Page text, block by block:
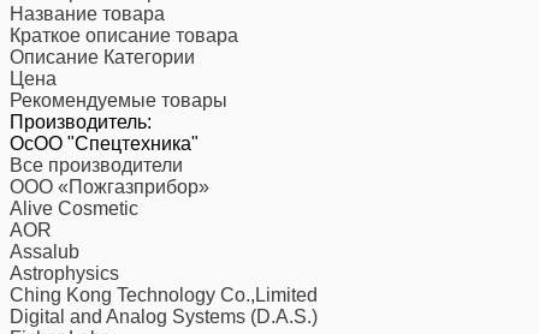
Название товара
Краткое описание товара
Описание Категории
Цена
Рекомендуемые товары
Производитель:
ОсОО "Спецтехника"
Все производители
ООО «Пожгазприбор»
Alive Cosmetic
AOR
Assalub
Astrophysics
Ching Kong Technology Co.,Limited
Digital and Analog Systems (D.A.S.)